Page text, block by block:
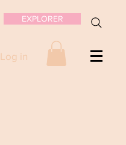
EXPLORER
Log in